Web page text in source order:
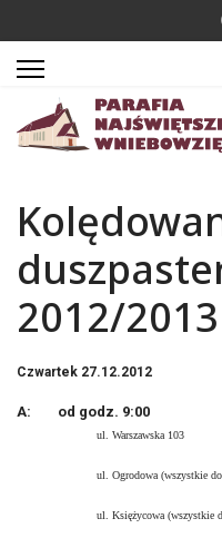
2012/
Czwartek 27.12.2012
A: od godz. 9:00
ul. Warszawska 103
ul. Ogrodowa (wszystkie
ul. Księżycowa (wszystkie